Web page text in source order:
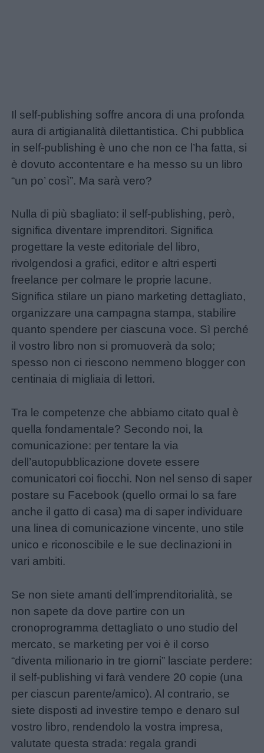
Il self-publishing soffre ancora di una profonda
aura di artigianalità dilettantistica. Chi pubblica
in self-publishing è uno che non ce l’ha fatta, si
è dovuto accontentare e ha messo su un libro
“un po’ così”. Ma sarà vero?
Nulla di più sbagliato: il self-publishing, però,
significa diventare imprenditori. Significa
progettare la veste editoriale del libro,
rivolgendosi a grafici, editor e altri esperti
freelance per colmare le proprie lacune.
Significa stilare un piano marketing dettagliato,
organizzare una campagna stampa, stabilire
quanto spendere per ciascuna voce. Sì perché
il vostro libro non si promuoverà da solo;
spesso non ci riescono nemmeno blogger con
centinaia di migliaia di lettori.
Tra le competenze che abbiamo citato qual è
quella fondamentale? Secondo noi, la
comunicazione: per tentare la via
dell’autopubblicazione dovete essere
comunicatori coi fiocchi. Non nel senso di saper
postare su Facebook (quello ormai lo sa fare
anche il gatto di casa) ma di saper individuare
una linea di comunicazione vincente, uno stile
unico e riconoscibile e le sue declinazioni in
vari ambiti.
Se non siete amanti dell’imprenditorialità, se
non sapete da dove partire con un
cronoprogramma dettagliato o uno studio del
mercato, se marketing per voi è il corso
“diventa milionario in tre giorni” lasciate perdere:
il self-publishing vi farà vendere 20 copie (una
per ciascun parente/amico). Al contrario, se
siete disposti ad investire tempo e denaro sul
vostro libro, rendendolo la vostra impresa,
valutate questa strada: regala grandi